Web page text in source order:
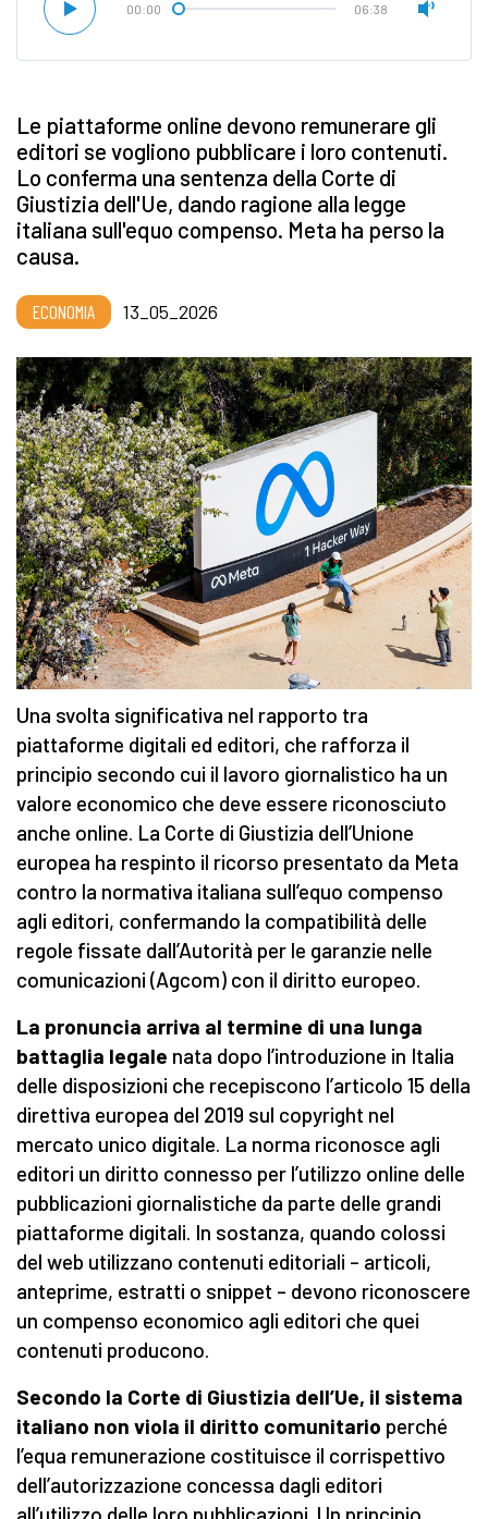
00:00 06:38
Le piattaforme online devono remunerare gli
editori se vogliono pubblicare i loro contenuti.
Lo conferma una sentenza della Corte di
Giustizia dell'Ue, dando ragione alla legge
italiana sull'equo compenso. Meta ha perso la
causa.
ECONOMIA 13_05_2026
Una svolta significativa nel rapporto tra
piattaforme digitali ed editori, che rafforza il
principio secondo cui il lavoro giornalistico ha un
valore economico che deve essere riconosciuto
anche online. La Corte di Giustizia dell’Unione
europea ha respinto il ricorso presentato da Meta
contro la normativa italiana sull’equo compenso
agli editori, confermando la compatibilità delle
regole fissate dall’Autorità per le garanzie nelle
comunicazioni (Agcom) con il diritto europeo.
La pronuncia arriva al termine di una lunga
battaglia legale nata dopo l’introduzione in Italia
delle disposizioni che recepiscono l’articolo 15 della
direttiva europea del 2019 sul copyright nel
mercato unico digitale. La norma riconosce agli
editori un diritto connesso per l’utilizzo online delle
pubblicazioni giornalistiche da parte delle grandi
piattaforme digitali. In sostanza, quando colossi
del web utilizzano contenuti editoriali – articoli,
anteprime, estratti o snippet – devono riconoscere
un compenso economico agli editori che quei
contenuti producono.
Secondo la Corte di Giustizia dell’Ue, il sistema
italiano non viola il diritto comunitario perché
l’equa remunerazione costituisce il corrispettivo
dell’autorizzazione concessa dagli editori